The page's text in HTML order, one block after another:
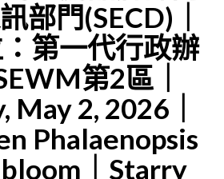
STARRY
EAGLE
世
界
圖
書
館
館
部門(SECD)｜
第一代行政辦
第2區｜
May 2, 2026｜
Phalaenopsis
｜Starry